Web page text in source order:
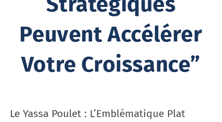
Peuvent Accélérer
Votre Croissance”
Le Yassa Poulet : L’Emblématique Plat